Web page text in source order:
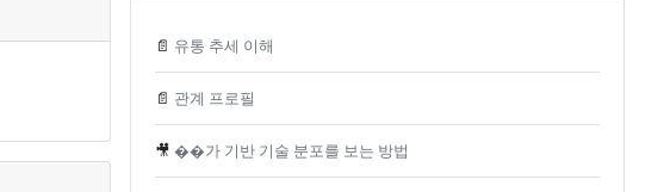
📄 유통 추세 이해
📄 관계 프로필
🎥 ��가 기반 기술 분포를 보는 방법